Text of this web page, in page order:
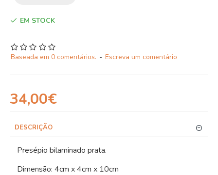
EM STOCK
Baseada em 0 comentários. - Escreva um comentário
34,00€
DESCRIÇÃO
Presépio bilaminado prata.
Dimensão: 4cm x 4cm x 10cm